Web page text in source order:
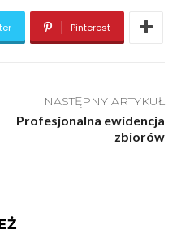
Pinterest
NASTĘPNY ARTYKUŁ
Profesjonalna ewidencja
zbiorów